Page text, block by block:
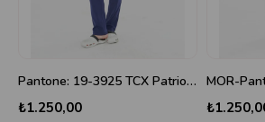
Pantone: 19-3925 TCX Patriot Blue tesettür takım
₺1.250,00